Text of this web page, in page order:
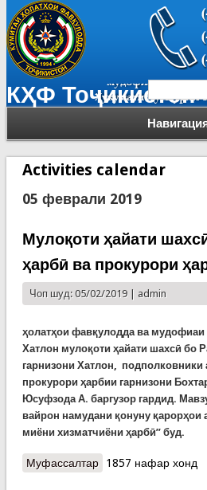
КҲФ Тоҷикистон
Activities calendar
05 феврали 2019
Мулоқоти ҳайати
ҳарбӣ ва прокурори
Чоп шуд: 05/02/2019 | admin
ҳолатҳои фавқулодда ва мудофиаи
Хатлон мулоқоти ҳайати шахсӣ бо
гарнизони Хатлон, подполковники
прокурори ҳарбии гарнизони
Юсуфзода А. баргузор гардид.
вайрон намудани қонуну қарорҳои
миёни хизматчиёни ҳарбӣ” буд.
Муфассалтаро Мулоқоти ҳайати
1857 нафар хонд